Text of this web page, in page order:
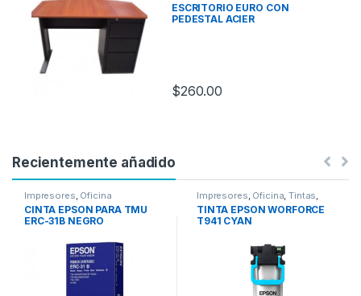
ESCRITORIO EURO CON
PEDESTAL ACIER
$260.00
Recientemente añadido
Impresores Oficina
CINTA EPSON PARA TMU
ERC-31B NEGRO
Impresores Oficina ,Tintas
Tintas Epson
TINTA EPSON WORFORCE
T941 CYAN